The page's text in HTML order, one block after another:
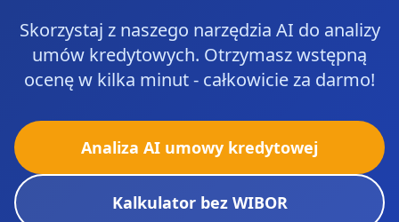
Skorzystaj z naszego narzędzia AI do analizy
umów kredytowych. Otrzymasz wstępną
ocenę w kilka minut - całkowicie za darmo!
Analiza AI umowy kredytowej
Kalkulator bez WIBOR